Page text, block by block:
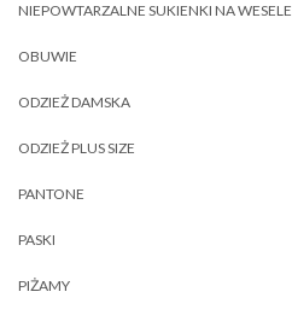
NIEPOWTARZALNE SUKIENKI NA WESELE
OBUWIE
ODZIEŻ DAMSKA
ODZIEŻ PLUS SIZE
PANTONE
PASKI
PIŻAMY